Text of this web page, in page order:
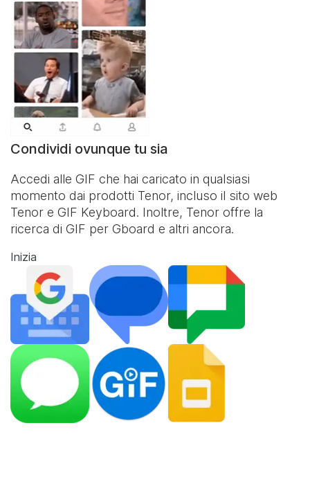
Condividi ovunque tu sia
Accedi alle GIF che hai caricato in qualsiasi
momento dai prodotti Tenor, incluso il sito web
Tenor e GIF Keyboard. Inoltre, Tenor offre la
ricerca di GIF per Gboard e altri ancora.
Inizia